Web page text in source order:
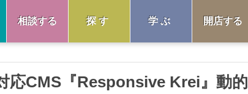
相談する 探す 学ぶ 開店する
応CMS『Responsive Krei』動的